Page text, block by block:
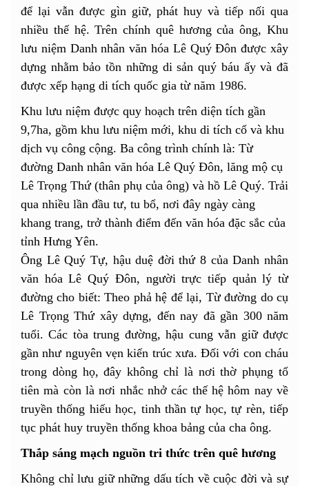
để lại vẫn được gìn giữ, phát huy và tiếp nối qua
nhiều thế hệ. Trên chính quê hương của ông, Khu
lưu niệm Danh nhân văn hóa Lê Quý Đôn được xây
dựng nhằm bảo tồn những di sản quý báu ấy và đã
được xếp hạng di tích quốc gia từ năm 1986.
Khu lưu niệm được quy hoạch trên diện tích gần
9,7ha, gồm khu lưu niệm mới, khu di tích cổ và khu
dịch vụ công cộng. Ba công trình chính là: Từ
đường Danh nhân văn hóa Lê Quý Đôn, lăng mộ cụ
Lê Trọng Thứ (thân phụ của ông) và hồ Lê Quý. Trải
qua nhiều lần đầu tư, tu bổ, nơi đây ngày càng
khang trang, trở thành điểm đến văn hóa đặc sắc của
tỉnh Hưng Yên.
Ông Lê Quý Tự, hậu duệ đời thứ 8 của Danh nhân
văn hóa Lê Quý Đôn, người trực tiếp quản lý từ
đường cho biết: Theo phả hệ để lại, Từ đường do cụ
Lê Trọng Thứ xây dựng, đến nay đã gần 300 năm
tuổi. Các tòa trung đường, hậu cung vẫn giữ được
gần như nguyên vẹn kiến trúc xưa. Đối với con cháu
trong dòng họ, đây không chỉ là nơi thờ phụng tổ
tiên mà còn là nơi nhắc nhở các thế hệ hôm nay về
truyền thống hiếu học, tinh thần tự học, tự rèn, tiếp
tục phát huy truyền thống khoa bảng của cha ông.
Thắp sáng mạch nguồn tri thức trên quê hương
Không chỉ lưu giữ những dấu tích về cuộc đời và sự